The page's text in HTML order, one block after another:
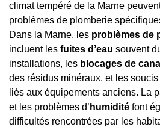
climat tempéré de la Marne
problèmes de plomberie
Dans la Marne, les problèmes de
incluent les fuites d’eau souvent
installations, les blocages de
des résidus minéraux, et les soucis
liés aux équipements anciens. La
et les problèmes d’ humidité font
difficultés rencontrées par les